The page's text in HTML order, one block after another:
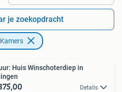
je zoekopdracht
Huis Winschoterdiep in
Details